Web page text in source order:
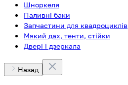
Шноркеля
Паливні баки
Запчастини для квадроциклів
Мякий дах, тенти, стійки
Двері і дзеркала
Назад